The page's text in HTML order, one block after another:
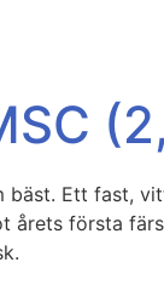
bäst. Ett fast,
årets första